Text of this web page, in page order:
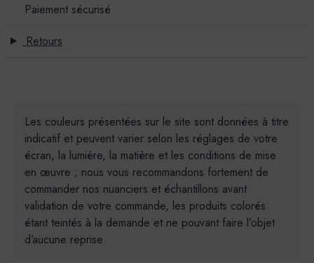
Paiement sécurisé
Retours
Les couleurs présentées sur le site sont données à titre
indicatif et peuvent varier selon les réglages de votre
écran, la lumière, la matière et les conditions de mise
en œuvre ; nous vous recommandons fortement de
commander nos nuanciers et échantillons avant
validation de votre commande, les produits colorés
étant teintés à la demande et ne pouvant faire l’objet
d’aucune reprise.